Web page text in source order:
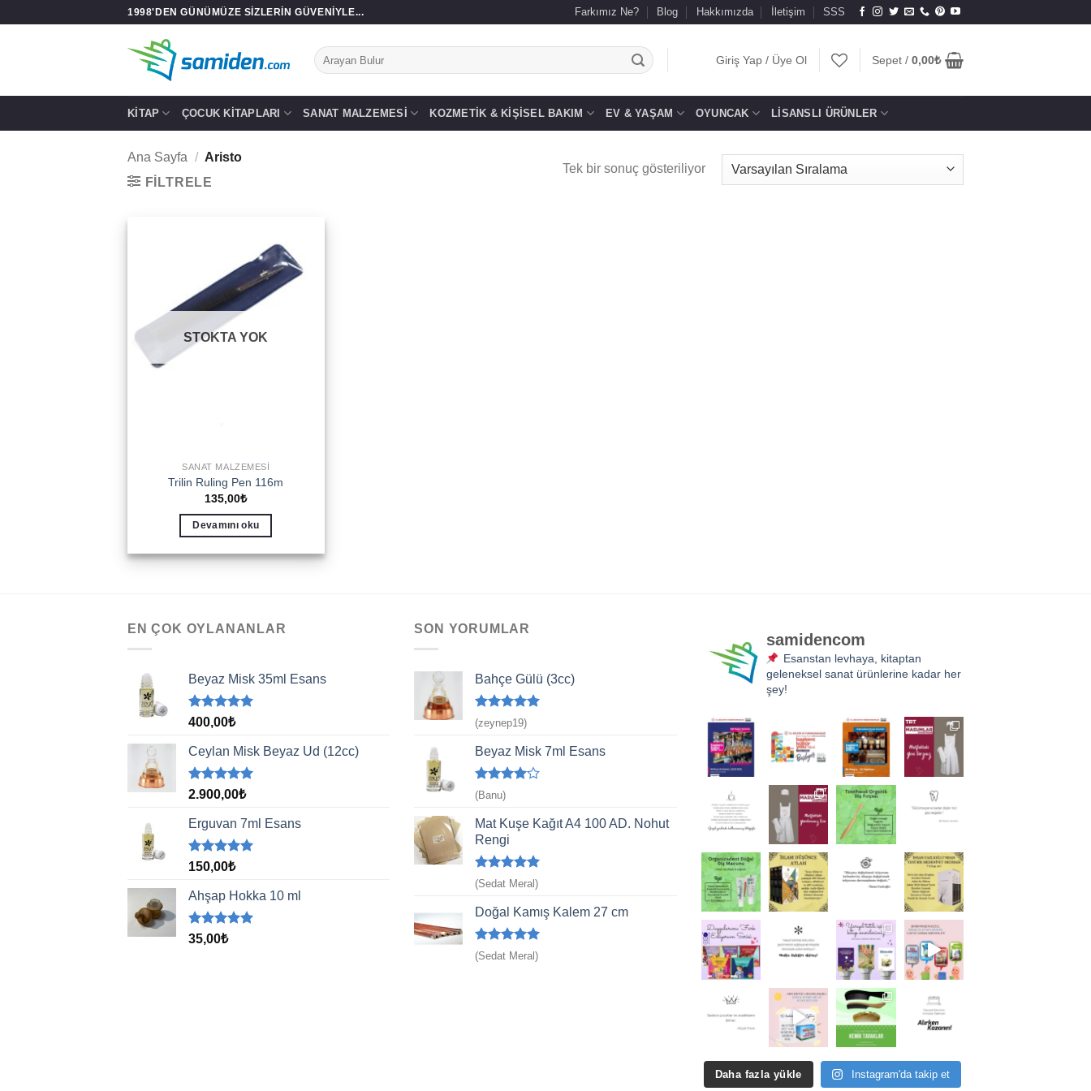
1998'DEN GÜNÜMÜZE SIZLERIN GÜVENIYLE... Farkımız Ne? Blog Hakkımızda İletişim SSS
Ara:
Giriş Yap / Üye Ol Sepet / 0,00₺
KITAP ÇOCUK KITAPLARI SANAT MALZEMESI KOZMETIK & KIŞISEL BAKIM EV & YAŞAM OYUNCAK LISANSLI ÜRÜNLER
Ana Sayfa / Aristo
FILTRELE
Tek bir sonuç gösteriliyor
Add to
wishlist
STOKTA YOK
SANAT MALZEMESI
Trilin Ruling Pen 116m
135,00₺
Devamını oku
EN ÇOK OYLANANLAR
Beyaz Misk 35ml Esans
5 üzerinden
aldı
400,00₺
Ceylan Misk Beyaz Ud (12cc)
5 üzerinden
aldı
2.900,00₺
Erguvan 7ml Esans
5 üzerinden
aldı
150,00₺
Ahşap Hokka 10 ml
5 üzerinden
35,00₺
SON YORUMLAR
Bahçe Gülü (3cc)
5 üzerinden
5
oy aldı
(zeynep19)
Beyaz Misk 7ml Esans
5
üzerinden
4 oy aldı
(Banu)
Mat Kuşe Kağıt A4 100 AD. Nohut
Rengi
5 üzerinden
5
(Sedat Meral)
Doğal Kamış Kalem 27 cm
5 üzerinden
5
(Sedat Meral)
samidencom
Esanstan levhaya, kitaptan
geleneksel sanat ürünlerine kadar her
şey!
Daha fazla yükle Instagram'da takip et